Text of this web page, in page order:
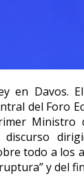
en Davos.
del Foro
Ministro
discurso
todo a los
y del